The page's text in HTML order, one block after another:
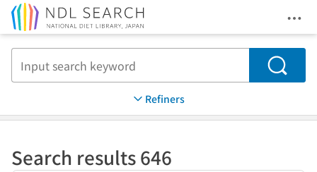
Search
Refiners
Search results 646